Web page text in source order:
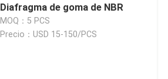
Diafragma de goma de NBR
MOQ：5 PCS
Precio：USD 15-150/PCS